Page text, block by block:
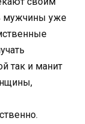
мужчины уже
так и манит